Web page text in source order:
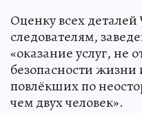
Оценку всех
следователям,
«оказание услуг, не
безопасности жизни
повлёкших по
чем двух человек».